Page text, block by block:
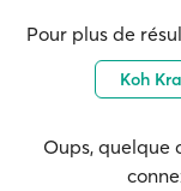
Pour plus de
Koh
Oups, quelque